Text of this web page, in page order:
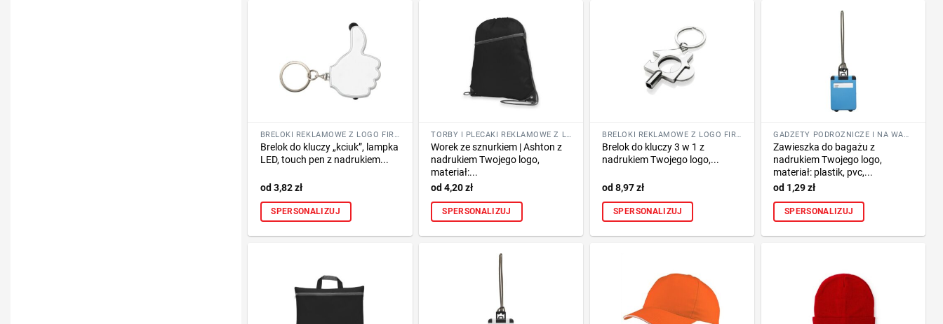
BRELOKI REKLAMOWE Z LOGO FIRMY
Brelok do kluczy „kciuk”, lampka
LED, touch pen z nadrukiem...
3,82zł
SPERSONALIZUJ
TORBY I PLECAKI REKLAMOWE Z LOGO FIRMY
Worek ze sznurkiem | Ashton z
nadrukiem Twojego logo,
materiał:...
4,20zł
SPERSONALIZUJ
BRELOKI REKLAMOWE Z LOGO FIRMY
Brelok do kluczy 3 w 1 z
nadrukiem Twojego logo,...
8,97zł
SPERSONALIZUJ
GADŻETY PODRÓŻNICZE I NA WAKACJE
Zawieszka do bagażu z
nadrukiem Twojego logo,
materiał: plastik, pvc,...
1,29zł
SPERSONALIZUJ